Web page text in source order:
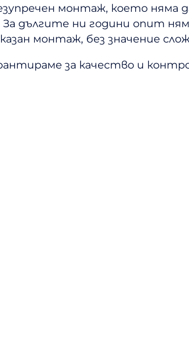
монтаж, което няма
дългите ни години опит
монтаж, без значение
за качество и